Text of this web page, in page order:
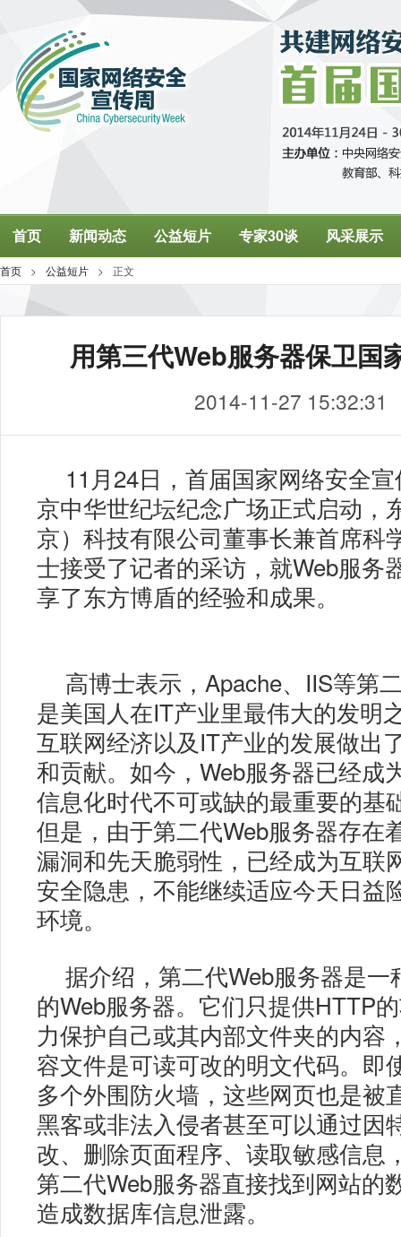
用第三代Web服务器保卫国
2014-11-27 15:32:31
11月24日，首届国家网络安全
京中华世纪坛纪念广场正式启动，
京）科技有限公司董事长兼首席科
士接受了记者的采访，就Web服务
享了东方博盾的经验和成果。
高博士表示，Apache、IIS等第
是美国人在IT产业里最伟大的发明
互联网经济以及IT产业的发展做出
和贡献。如今，Web服务器已经成
信息化时代不可或缺的最重要的基
但是，由于第二代Web服务器存在
漏洞和先天脆弱性，已经成为互联
安全隐患，不能继续适应今天日益
环境。
据介绍，第二代Web服务器是一
的Web服务器。它们只提供HTTP
力保护自己或其内部文件夹的内容
容文件是可读可改的明文代码。即
多个外围防火墙，这些网页也是被
黑客或非法入侵者甚至可以通过因
改、删除页面程序、读取敏感信息
第二代Web服务器直接找到网站的
造成数据库信息泄露。